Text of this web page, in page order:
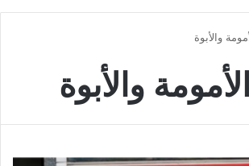
والأبوة
والأبوة